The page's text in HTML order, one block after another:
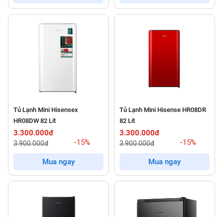
Tủ Lạnh Mini Hisensex
HR08DW 82 Lít
3.300.000đ
3.900.000đ -15%
Mua ngay
Tủ Lạnh Mini Hisense HR08DR
82 Lít
3.300.000đ
3.900.000đ -15%
Mua ngay